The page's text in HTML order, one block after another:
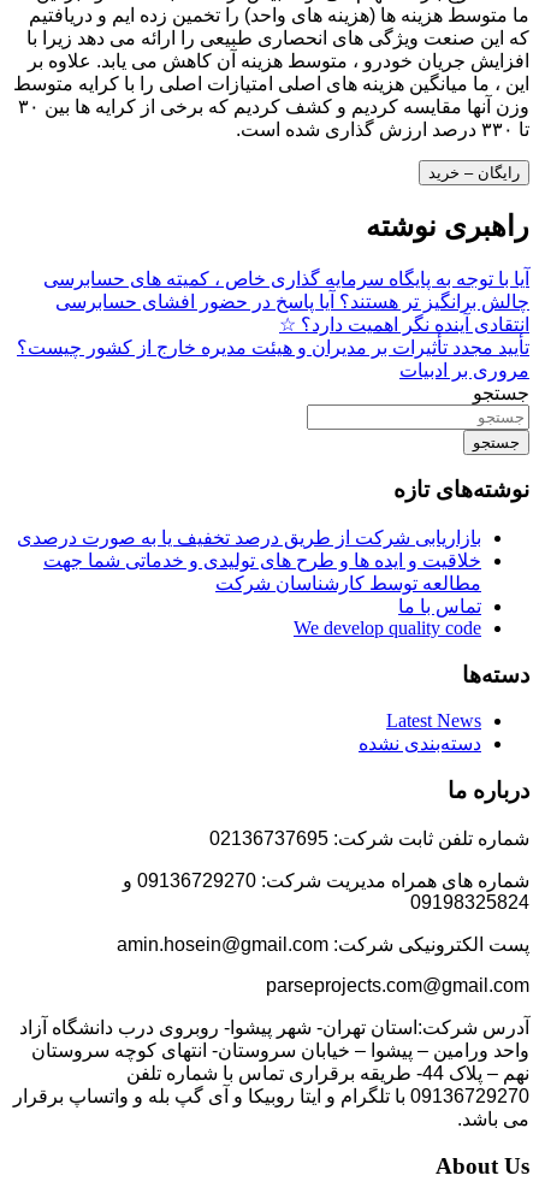
ما متوسط ​​هزینه ها (هزینه های واحد) را تخمین زده ایم و دریافتیم
که این صنعت ویژگی های انحصاری طبیعی را ارائه می دهد زیرا با
افزایش جریان خودرو ، متوسط ​​هزینه آن کاهش می یابد. علاوه بر
این ، ما میانگین هزینه های اصلی امتیازات اصلی را با کرایه متوسط
​​وزن آنها مقایسه کردیم و کشف کردیم که برخی از کرایه ها بین ۳۰
تا ۳۳۰ درصد ارزش گذاری شده است.
رایگان – خرید
راهبری نوشته
آیا با توجه به پایگاه سرمایه گذاری خاص ، کمیته های حسابرسی
چالش برانگیز تر هستند؟ آیا پاسخ در حضور افشای حسابرسی
انتقادی آینده نگر اهمیت دارد؟ ☆
تأیید مجدد تأثیرات بر مدیران و هیئت مدیره خارج از کشور چیست؟
مروری بر ادبیات
جستجو
جستجو
نوشته‌های تازه
بازاریابی شرکت از طریق درصد تخفیف یا به صورت درصدی
خلاقیت و ایده ها و طرح های تولیدی و خدماتی شما جهت
مطالعه توسط کارشناسان شرکت
تماس با ما
We develop quality code
دسته‌ها
Latest News
دسته‌بندی نشده
درباره ما
شماره تلفن ثابت شرکت: 02136737695
شماره های همراه مدیریت شرکت: 09136729270 و
09198325824
پست الکترونیکی شرکت: amin.hosein@gmail.com
parseprojects.com@gmail.com
آدرس شرکت:استان تهران- شهر پیشوا- روبروی درب دانشگاه آزاد
واحد ورامین – پیشوا – خیابان سروستان- انتهای کوچه سروستان
نهم – پلاک 44- طریقه برقراری تماس با شماره تلفن
09136729270 با تلگرام و ایتا روبیکا و آی گپ بله و واتساپ برقرار
می باشد.
About Us